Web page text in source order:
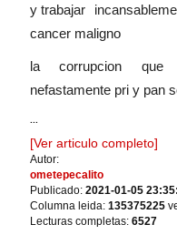
y trabajar
cancer maligno
la corrupcion que
nefastamente pri y pan
...
[Ver articulo completo]
Autor:
ometepecalito
Publicado: 2021-01-05
Columna leida: 135375225
Lecturas completas: 6527